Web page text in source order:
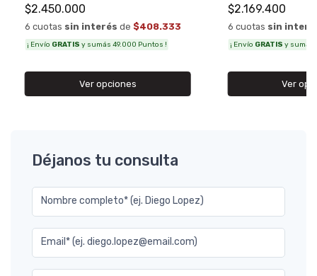
$2.450.000
6 cuotas sin interés de $408.333
¡ Envío GRATIS y sumás 49.000 Puntos !
Ver opciones
$2.169.400
6 cuotas sin
¡ Envío GRATIS y sumás
Ver
Déjanos tu consulta
Nombre completo* (ej. Diego Lopez)
Email* (ej. diego.lopez@email.com)